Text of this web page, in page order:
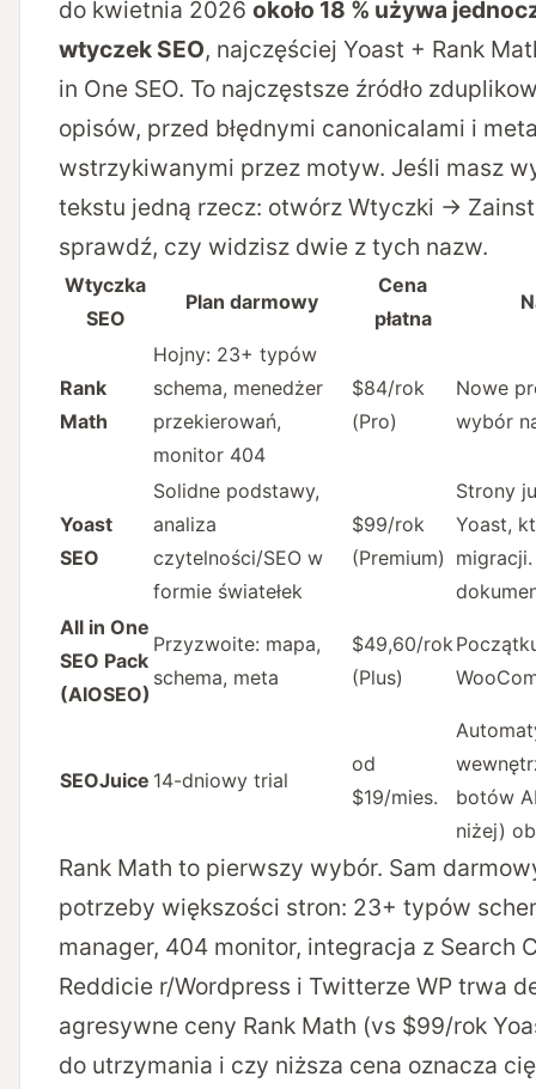
do kwietnia 2026 około 18 % używa
wtyczek SEO, najczęściej Yoast + Rank
in One SEO. To najczęstsze źródło
opisów, przed błędnymi canonicalami i
wstrzykiwanymi przez motyw. Jeśli masz
tekstu jedną rzecz: otwórz Wtyczki →
sprawdź, czy widzisz dwie z tych nazw.
Wtyczka
SEO
Plan darmowy
Cena
płatna
Rank
Math
Hojny: 23+ typów
schema, menedżer
przekierowań,
monitor 404
$84/rok
(Pro)
Nowe
wybór
Yoast
SEO
Solidne podstawy,
analiza
czytelności/SEO w
formie światełek
$99/rok
(Premium)
Strony
Yoast,
All in One
SEO Pack
(AIOSEO)
Przyzwoite: mapa,
schema, meta
$49,60/rok
(Plus)
SEOJuice 14-dniowy trial
od
$19/mies.
botów
niżej)
Rank Math to pierwszy wybór. Sam
potrzeby większości stron: 23+ typów
manager, 404 monitor, integracja z Search
Reddicie r/Wordpress i Twitterze WP trwa
agresywne ceny Rank Math (vs $99/rok
do utrzymania i czy niższa cena oznacza